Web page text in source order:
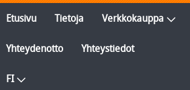
Etusivu Tietoja Verkkokauppa
Yhteydenotto Yhteystiedot
FI